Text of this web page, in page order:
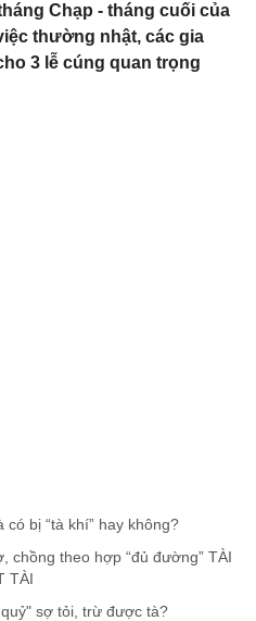
Chạp - tháng cuối của
thường nhật, các gia
3 lễ cúng quan trọng
bị “tà khí” hay không?
chồng theo hợp “đủ đường” TÀI
TÀI
sợ tỏi, trừ được tà?